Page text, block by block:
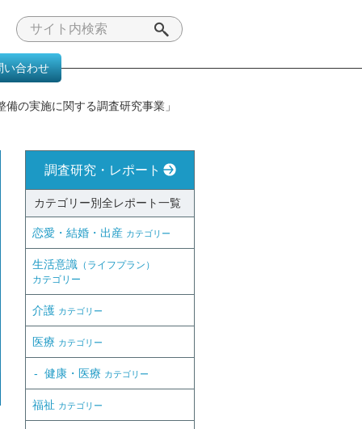
い合わせ
の実施に関する調査研究事業」
調査研究・レポート
カテゴリー別全レポート一覧
恋愛・結婚・出産 カテゴリー
生活意識 （ライフプラン）
カテゴリー
介護 カテゴリー
医療 カテゴリー
健康・医療 カテゴリー
福祉 カテゴリー